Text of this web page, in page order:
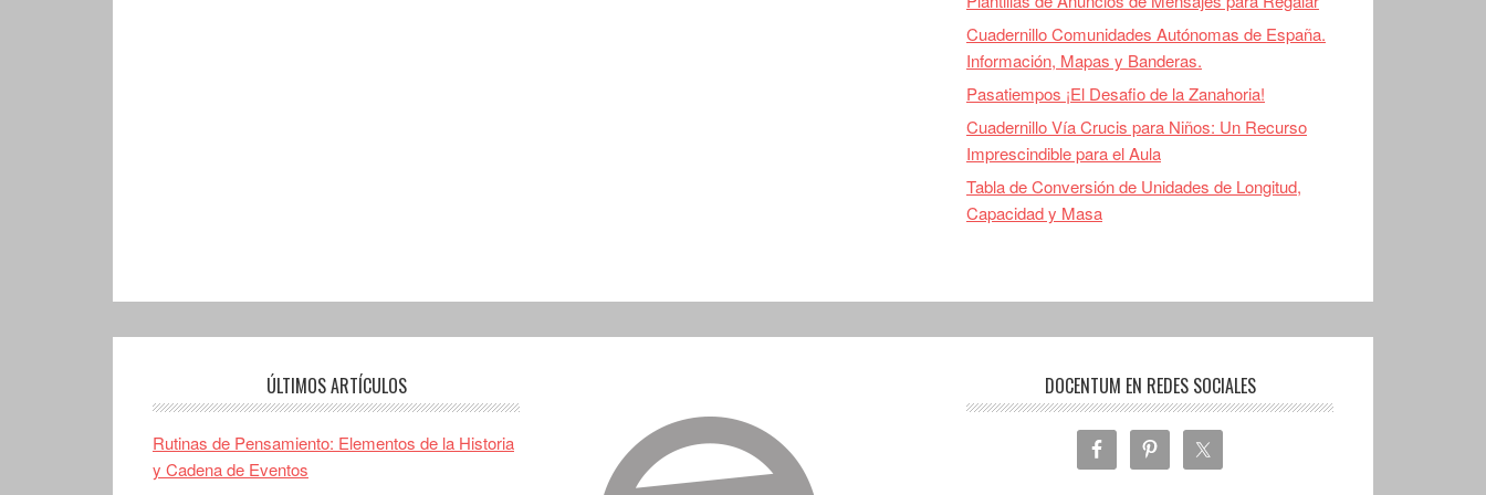
Cuadernillo Comunidades Autónomas de España.
Información, Mapas y Banderas.
Pasatiempos ¡El Desafio de la Zanahoria!
Cuadernillo Vía Crucis para Niños: Un Recurso
Imprescindible para el Aula
Tabla de Conversión de Unidades de Longitud,
Capacidad y Masa
ÚLTIMOS ARTÍCULOS
Rutinas de Pensamiento: Elementos de la Historia
y Cadena de Eventos
DOCENTUM EN REDES SOCIALES